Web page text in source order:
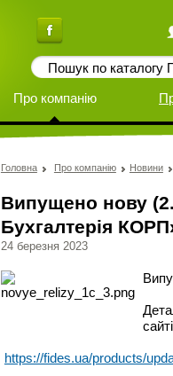
Про компанію
Головна Про компанію Новини
Випущено нову
Бухгалтерія
24 березня 2023
https://fides.ua/products/